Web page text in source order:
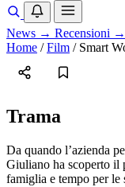
News → Recensioni →
Home / Film / Smart
Trama
Da quando l’azienda
Giuliano ha scoperto il
famiglia e tempo per le